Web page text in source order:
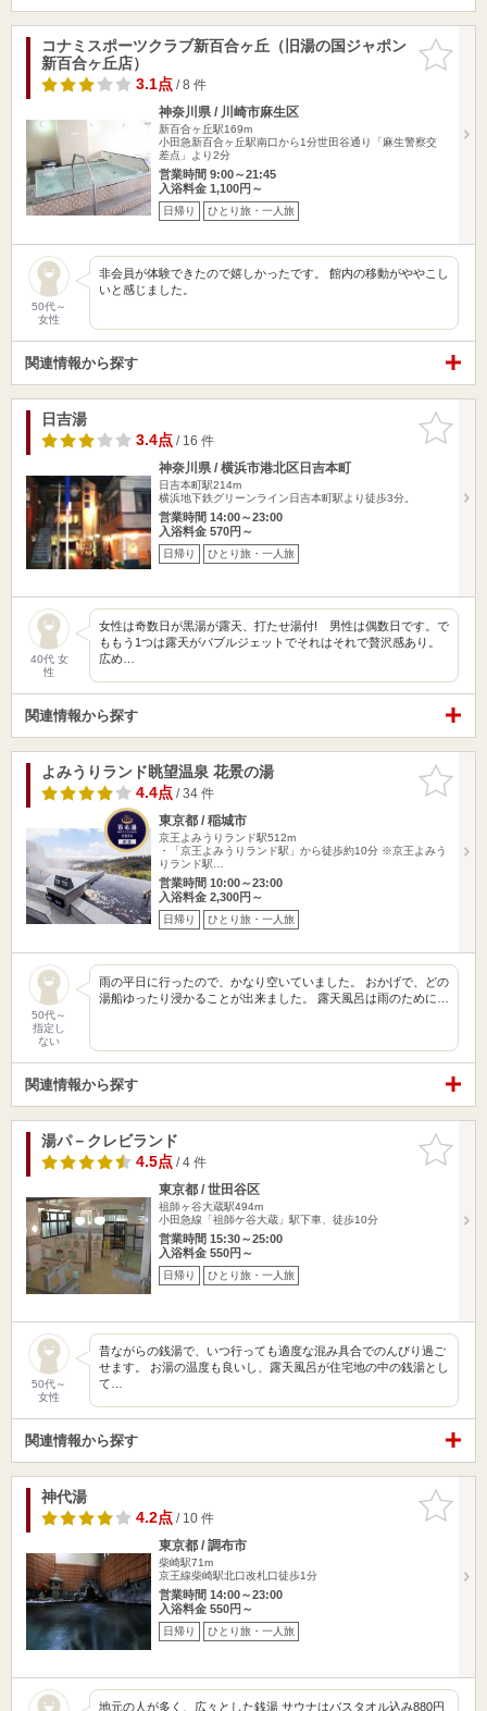
お気に入
りに追加
コナミスポーツクラブ新百合ヶ丘（旧湯の国ジャポン
新百合ヶ丘店）
3.1点/ 8 件
神奈川県 / 川崎市麻生区
新百合ヶ丘駅169m
小田急新百合ヶ丘駅南口から1分世田谷通り「麻生警察交
差点」より2分
営業時間 9:00～21:45
入浴料金 1,100円～
日帰り ひとり旅・一人旅
50代～
女性
非会員が体験できたので嬉しかったです。 館内の移動がややこし
いと感じました。
関連情報から探す
お気に入
りに追加
日吉湯
3.4点/ 16 件
神奈川県 / 横浜市港北区日吉本町
日吉本町駅214m
横浜地下鉄グリーンライン日吉本町駅より徒歩3分。
営業時間 14:00～23:00
入浴料金 570円～
日帰り ひとり旅・一人旅
40代 女
性
女性は奇数日が黒湯が露天、打たせ湯付! 男性は偶数日です。で
ももう1つは露天がバブルジェットでそれはそれで贅沢感あり。
広め…
関連情報から探す
お気に入
りに追加
よみうりランド眺望温泉 花景の湯
4.4点/ 34 件
東京都 / 稲城市
京王よみうりランド駅512m
・「京王よみうりランド駅」から徒歩約10分 ※京王よみう
りランド駅…
営業時間 10:00～23:00
入浴料金 2,300円～
日帰り ひとり旅・一人旅
50代～
指定し
ない
雨の平日に行ったので、かなり空いていました。 おかげで、どの
湯船ゆったり浸かることが出来ました。 露天風呂は雨のために…
関連情報から探す
お気に入
りに追加
湯パ－クレビランド
4.5点/ 4 件
東京都 / 世田谷区
祖師ヶ谷大蔵駅494m
小田急線「祖師ケ谷大蔵」駅下車、徒歩10分
営業時間 15:30～25:00
入浴料金 550円～
日帰り ひとり旅・一人旅
50代～
女性
昔ながらの銭湯で、いつ行っても適度な混み具合でのんびり過ご
せます。 お湯の温度も良いし、露天風呂が住宅地の中の銭湯とし
て…
関連情報から探す
お気に入
りに追加
神代湯
4.2点/ 10 件
東京都 / 調布市
柴崎駅71m
京王線柴崎駅北口改札口徒歩1分
営業時間 14:00～23:00
入浴料金 550円～
日帰り ひとり旅・一人旅
地元の人が多く、広々とした銭湯 サウナはバスタオル込み880円